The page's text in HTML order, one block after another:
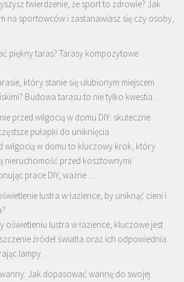
twierdzenie, że sport to zdrowie? Jak
na sportowców i zastanawiasz się czy osoby,
piękny taras? Tarasy kompozytowe
który stanie się ulubionym miejscem
Budowa tarasu to nie tylko kwestia …
przed wilgocią w domu DIY: skuteczne
pułapki do uniknięcia
wilgocią w domu to kluczowy krok, który
nieruchomość przed kosztownymi
prace DIY, ważne …
lustra w łazience, by uniknąć cieni i
oświetleniu lustra w łazience, kluczowe jest
źródeł światła oraz ich odpowiednia
lampy …
Jak dopasować wannę do swojej